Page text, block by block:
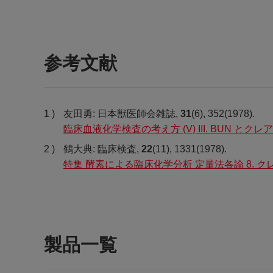
参考文献
友田勇: 日本獣医師会雑誌, 31(6), 352(1978).
臨床血液化学検査の考え方 (V) III. BUN とクレ
鶴大典: 臨床検査, 22(11), 1331(1978).
特集 酵素による臨床化学分析 定量法各論 8. ク
製品一覧